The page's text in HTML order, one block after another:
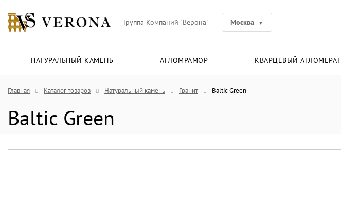
Группа Компаний "Верона" Москва
НАТУРАЛЬНЫЙ КАМЕНЬ АГЛОМРАМОР КВАРЦЕВЫЙ АГЛОМЕРАТ
Главная Каталог товаров Натуральный камень Гранит Baltic Green
Baltic Green